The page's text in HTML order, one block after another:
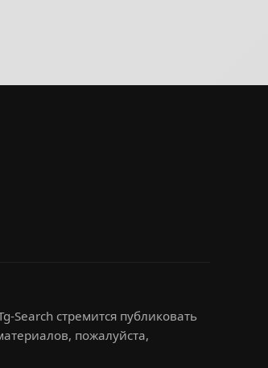
Search стремится публиковать
пожалуйста,